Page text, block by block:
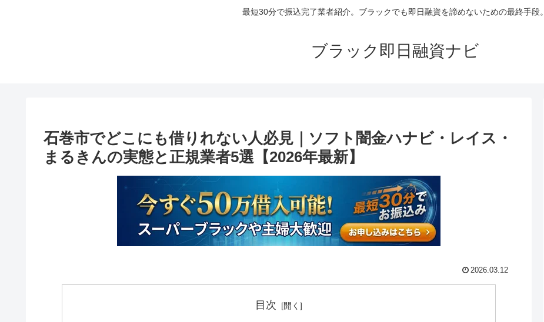
最短30分で振込完了業者紹介。ブラックでも即日融資を諦めないための最終手段。
ブラック即日融資ナビ
石巻市でどこにも借りれない人必見｜ソフト闇金ハナビ・レイス・
まるきんの実態と正規業者5選【2026年最新】
2026.03.12
目次